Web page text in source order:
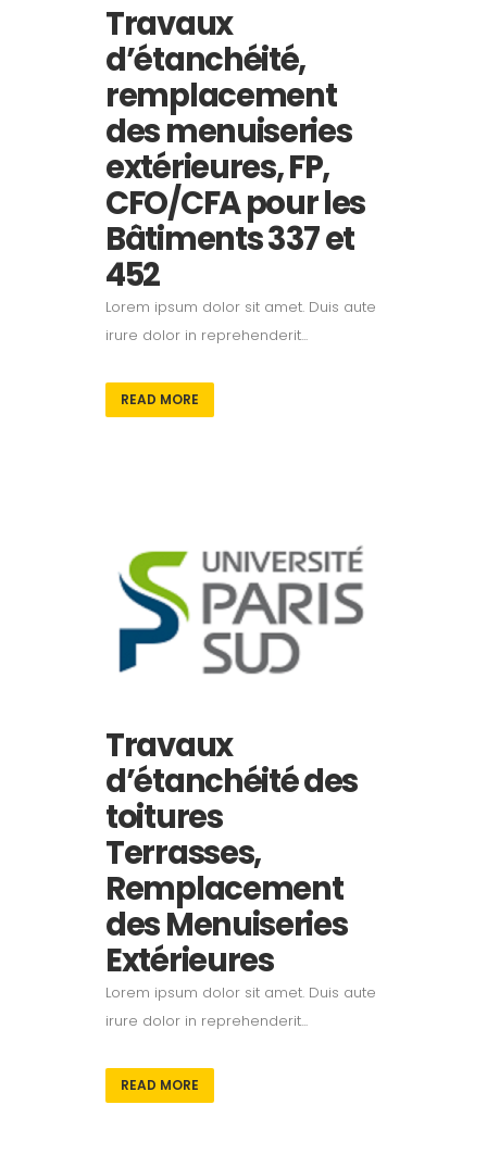
Travaux
d’étanchéité,
remplacement
des menuiseries
extérieures, FP,
CFO/CFA pour les
Bâtiments 337 et
452
Lorem ipsum dolor sit amet. Duis aute
irure dolor in reprehenderit...
READ MORE
Travaux
d’étanchéité des
toitures
Terrasses,
Remplacement
des Menuiseries
Extérieures
Lorem ipsum dolor sit amet. Duis aute
irure dolor in reprehenderit...
READ MORE